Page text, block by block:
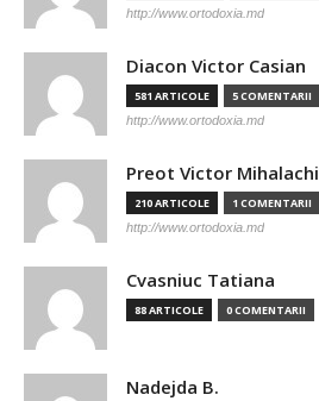
http://www.ortodoxia.md
Diacon Victor Casian
581 ARTICOLE 5 COMENTARII
http://www.ortodoxia.md
Preot Victor Mihalachi
210 ARTICOLE 1 COMENTARII
http://www.ortodoxia.md
Cvasniuc Tatiana
88 ARTICOLE 0 COMENTARII
Nadejda B.